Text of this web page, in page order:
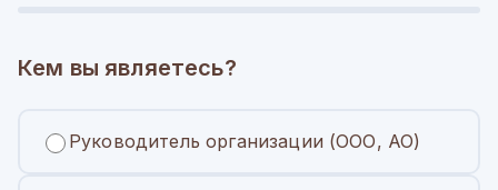
Кем вы являетесь?
Руководитель организации (ООО, АО)